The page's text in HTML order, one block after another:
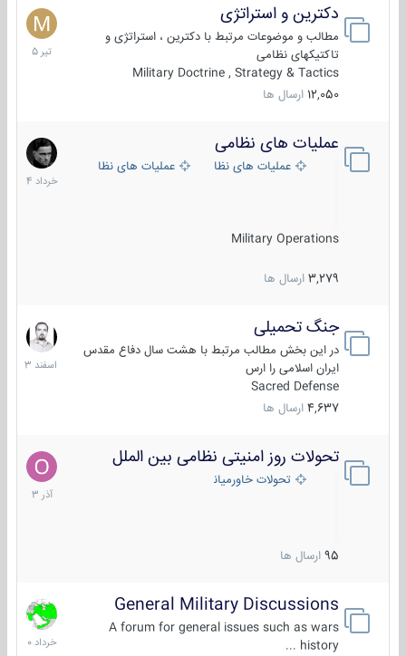
دکترین و استراتژی
مطالب و موضوعات مرتبط با دکترین ، استراتژی و
تاکتیکهای نظامی
Military Doctrine , Strategy & Tactics
12,050 ارسال ها
27
تیر
1405
عملیات های نظامی
عملیات های نظامی ایرانعملیات های نظامی خارجی
Military Operations
3,279 ارسال ها
5
خرداد
1404
جنگ تحمیلی
در این بخش مطالب مرتبط با هشت سال دفاع مقدس
ایران اسلامی را ارس
Sacred Defense
4,637 ارسال ها
20
اسفند
1403
تحولات روز امنیتی نظامی بین الملل
تحولات خاورمیانه
95 ارسال ها
21
آذر
1403
General Military Discussions
A forum for general issues such as wars
history ...
10
خرداد
1400